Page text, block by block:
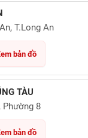
T.Long An
bản đồ
TÀU
8
bản đồ